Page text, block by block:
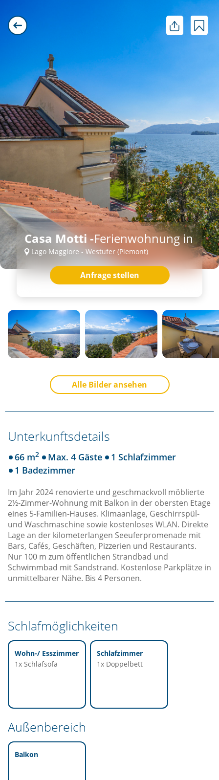
Alle Bilder ansehen
Unterkunftsdetails
66 m2 Max. 4 Gäste
1 Schlafzimmer
1 Badezimmer
Im Jahr 2024 renovierte und geschmackvoll möblierte
2½-Zimmer-Wohnung mit Balkon in der obersten Etage
eines 5-Familien-Hauses. Klimaanlage, Geschirrspül-
und Waschmaschine sowie kostenloses WLAN. Direkte
Lage an der kilometerlangen Seeuferpromenade mit
Bars, Cafés, Geschäften, Pizzerien und Restaurants.
Nur 100 m zum öffentlichen Strandbad und
Schwimmbad mit Sandstrand. Kostenlose Parkplätze in
unmittelbarer Nähe. Bis 4 Personen.
Schlafmöglichkeiten
Wohn-/ Esszimmer
1x Schlafsofa
Schlafzimmer
1x Doppelbett
Außenbereich
Balkon
Casa Motti -Ferienwohnung in
Lago Maggiore - Westufer (Piemont)
Anfrage stellen